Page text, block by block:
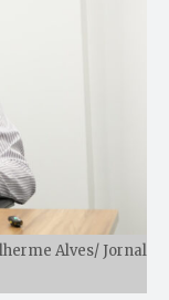
Alves/ Jornal